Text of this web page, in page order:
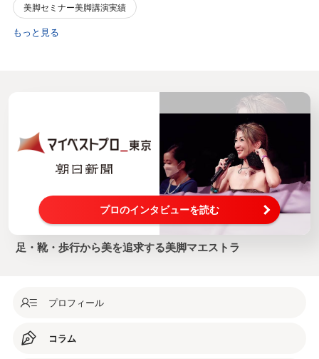
美脚セミナー美脚講演実績
もっと見る
プロのインタビューを読む
足・靴・歩行から美を追求する美脚マエストラ
プロフィール
コラム